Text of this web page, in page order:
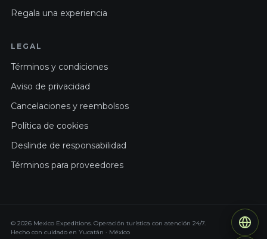
Regala una experiencia
LEGAL
Términos y condiciones
Aviso de privacidad
Cancelaciones y reembolsos
Política de cookies
Deslinde de responsabilidad
Términos para proveedores
© 2026 Mexico Expeditions. Operación turística con atención 24/7.
Hecho con cuidado en Yucatán · México